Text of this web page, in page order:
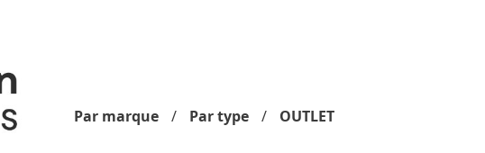
Par marque Par type OUTLET